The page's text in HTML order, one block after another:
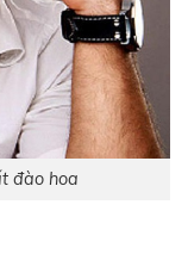
đào hoa